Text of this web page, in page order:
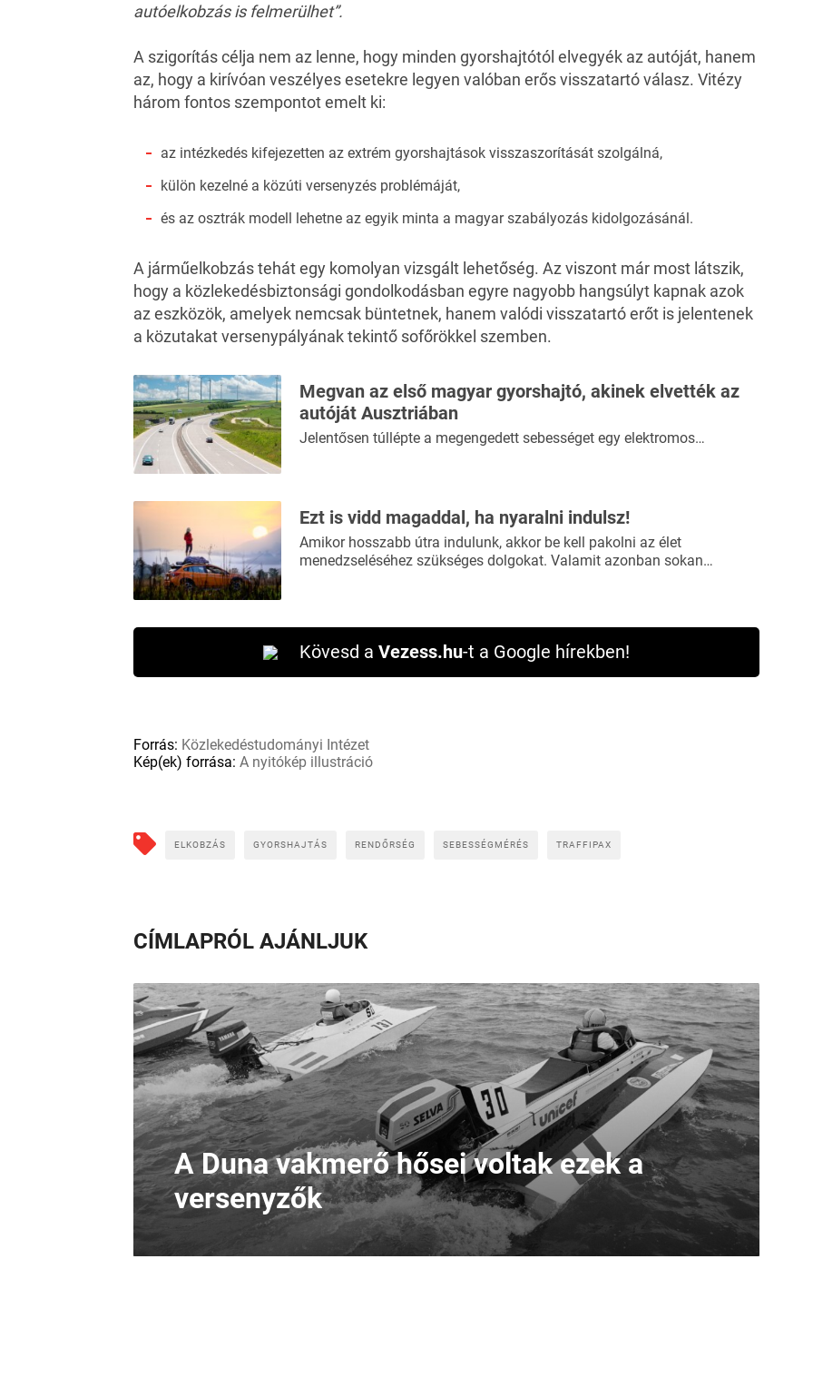
autóelkobzás is felmerülhet”.
A szigorítás célja nem az lenne, hogy minden gyorshajtótól elvegyék az autóját, hanem
az, hogy a kirívóan veszélyes esetekre legyen valóban erős visszatartó válasz. Vitézy
három fontos szempontot emelt ki:
az intézkedés kifejezetten az extrém gyorshajtások visszaszorítását szolgálná,
külön kezelné a közúti versenyzés problémáját,
és az osztrák modell lehetne az egyik minta a magyar szabályozás kidolgozásánál.
A járműelkobzás tehát egy komolyan vizsgált lehetőség. Az viszont már most látszik,
hogy a közlekedésbiztonsági gondolkodásban egyre nagyobb hangsúlyt kapnak azok
az eszközök, amelyek nemcsak büntetnek, hanem valódi visszatartó erőt is jelentenek
a közutakat versenypályának tekintő sofőrökkel szemben.
Megvan az első magyar gyorshajtó, akinek elvették az
autóját Ausztriában
Jelentősen túllépte a megengedett sebességet egy elektromos…
Ezt is vidd magaddal, ha nyaralni indulsz!
Amikor hosszabb útra indulunk, akkor be kell pakolni az élet
menedzseléséhez szükséges dolgokat. Valamit azonban sokan…
Kövesd a Vezess.hu-t a Google hírekben!
Forrás: Közlekedéstudományi Intézet
Kép(ek) forrása: A nyitókép illustráció
ELKOBZÁS GYORSHAJTÁS RENDŐRSÉG SEBESSÉGMÉRÉS TRAFFIPAX
CÍMLAPRÓL AJÁNLJUK
A Duna vakmerő hősei voltak ezek a
versenyzők